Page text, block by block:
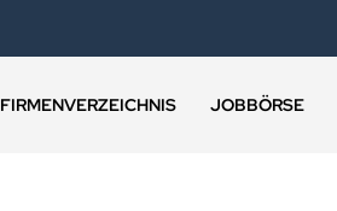
FIRMENVERZEICHNIS JOBBÖRSE